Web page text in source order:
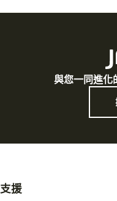
與您一同進化
支援